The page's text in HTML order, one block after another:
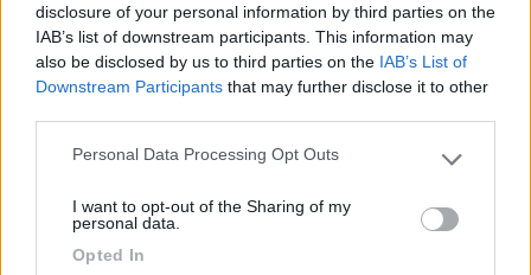
disclosure of your personal information by third parties on the
IAB’s list of downstream participants. This information may
also be disclosed by us to third parties on the IAB’s List of
Downstream Participants that may further disclose it to other
Please note that this website/app uses one or more Google
not limited to your visit or usage behaviour. You may click to
grant or deny consent to Google and its third-party tags to
use your data for below specified purposes in below Google
Personal Data Processing Opt Outs
I want to opt-out of the Sharing of my
personal data.
Opted In
Punto sosta nel prato interno dell'Agriturismo Tirlerhof,...
Castelrotto (BZ) - 65.6km